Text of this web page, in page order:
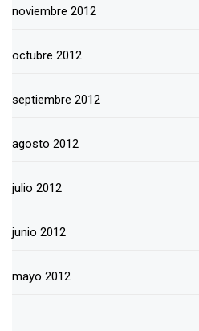
noviembre 2012
octubre 2012
septiembre 2012
agosto 2012
julio 2012
junio 2012
mayo 2012